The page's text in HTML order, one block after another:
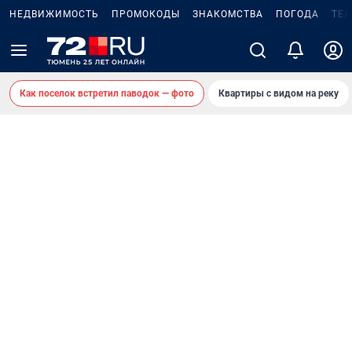
НЕДВИЖИМОСТЬ ПРОМОКОДЫ ЗНАКОМСТВА ПОГОДА
Как поселок встретил паводок — фото Квартиры с видом на реку